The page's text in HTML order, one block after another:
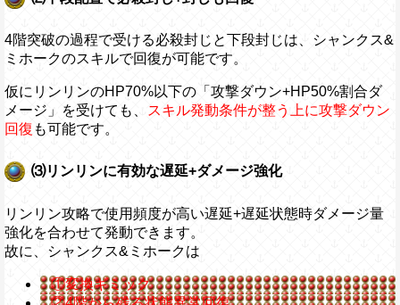
4階突破の過程で受ける必殺封じと下段封じは、シャンクス&
ミホークのスキルで回復が可能です。
仮にリンリンのHP70%以下の「攻撃ダウン+HP50%割合ダ
メージ」を受けても、
スキル発動条件が整う上に攻撃ダウン
回復 も可能です。
⑶リンリンに有効な遅延+ダメージ強化
リンリン攻略で使用頻度が高い遅延+遅延状態時ダメージ量
強化を合わせて発動できます。
故に、シャンクス&ミホークは
①変換ギミック